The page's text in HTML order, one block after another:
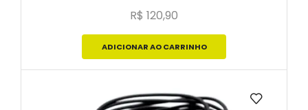
R$ 120,90
ADICIONAR AO CARRINHO